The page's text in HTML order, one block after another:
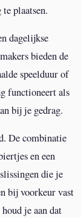
plaatsen.
dagelijkse
bieden de
speelduur of
functioneert als
bij je gedrag.
De combinatie
en een
die je
bij voorkeur vast
je aan dat